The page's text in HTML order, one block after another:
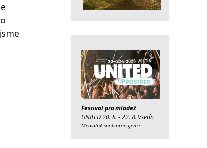
Festival pro mládež
UNITED 20. 8. - 22. 8. Vsetín
Mediálně spolupracujeme